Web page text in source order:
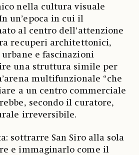
nella cultura visuale
un’epoca in cui il
al centro dell’attenzione
recuperi architettonici,
e fascinazioni
una struttura simile per
multifunzionale “che
a un centro commerciale
secondo il curatore,
irreversibile.
sottrarre San Siro alla sola
e immaginarlo come il